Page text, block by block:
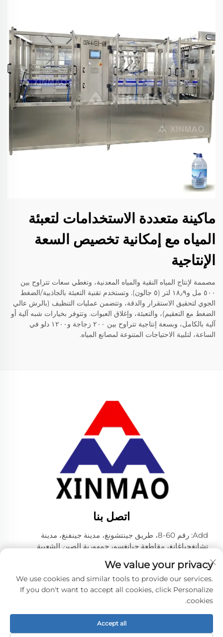
ماكينة متعددة الاستخدامات لتعبئة
المياه مع إمكانية تخصيص السعة
الإنتاجية
مصممة لإنتاج المياه النقية والمياه المعدنية، وتغطي سعات تتراوح بين
٥٠٠ مل و١٨٫٩ لتر (٥ جالون). وتستخدم تقنية التعبئة بالجاذبية/الضغط
الجوي لتحقيق الاستقرار والدقة، وتتضمن عمليات التنظيف (بالرش عالي
الضغط مع التعقيم)، والتعبئة، وإغلاق العبوات. وتتوفر بخيارات شبه آلية أو
آلية بالكامل، وبسعة إنتاجية تتراوح بين ٢٠٠ زجاجة و١٢٠٠ دلو في
الساعة، لتلبية الاحتياجات المتنوعة لمصانع المياه.
اتصل بنا
Add: رقم 60-8، طريق جينتشونغ، مدينة جينفنغ، مدينة
تشانغجياغانغ، مقاطعة جيانغسو، جمهورية الصين الشعبية
الهاتف:+86-18952445692
البريد الإلكتروني:[email protected]
حقوق النشر © 2024 بواسطة شركة زهانغ جيانغ سيتي شينماو
لماكينات المشروبات المحدودة. -
We value your privacy
We use cookies and similar tools to provide our services.
If you don't want to accept all cookies, click Personalize
cookies.
Accept all